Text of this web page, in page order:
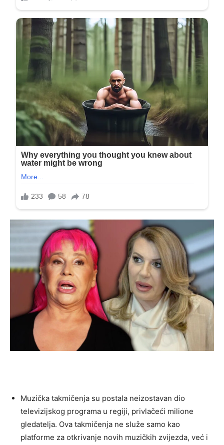
Muzička takmičenja su postala neizostavan dio
televizijskog programa u regiji, privlačeći milione
gledatelja. Ova takmičenja ne služe samo kao
platforme za otkrivanje novih muzičkih zvijezda, već i